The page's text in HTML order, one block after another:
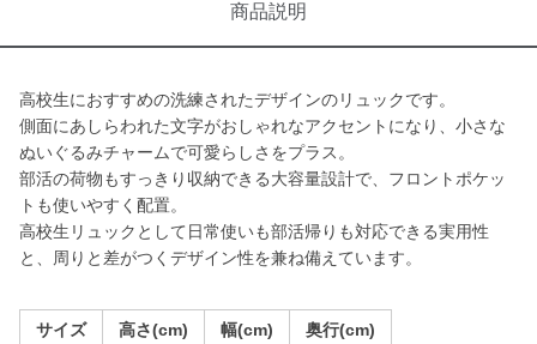
商品説明
高校生におすすめの洗練されたデザインのリュックです。
側面にあしらわれた文字がおしゃれなアクセントになり、小さな
ぬいぐるみチャームで可愛らしさをプラス。
部活の荷物もすっきり収納できる大容量設計で、フロントポケッ
トも使いやすく配置。
高校生リュックとして日常使いも部活帰りも対応できる実用性
と、周りと差がつくデザイン性を兼ね備えています。
サイズ 高さ(cm) 幅(cm) 奥行(cm)